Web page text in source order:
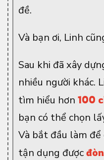
đề.
Và bạn ơi, Linh
Sau khi đã xây
nhiều người khác.
tìm hiểu hơn 100
bạn có thể chọn
Và bắt đầu làm
tận dụng được